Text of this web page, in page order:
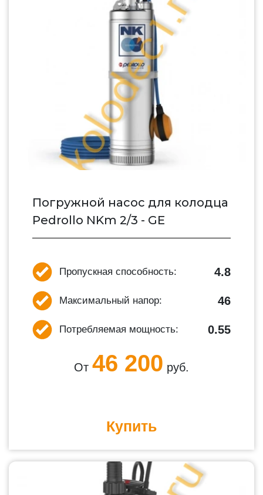
Погружной насос для колодца
Pedrollo NKm 2/3 - GE
Пропускная способность: 4.8
Максимальный напор: 46
Потребляемая мощность: 0.55
От 46 200 руб.
Купить